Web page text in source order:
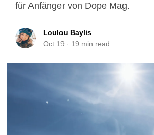
für Anfänger von Dope Mag.
Loulou Baylis
Oct 19 · 19 min read